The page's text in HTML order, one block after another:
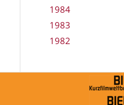
1984
1983
1982